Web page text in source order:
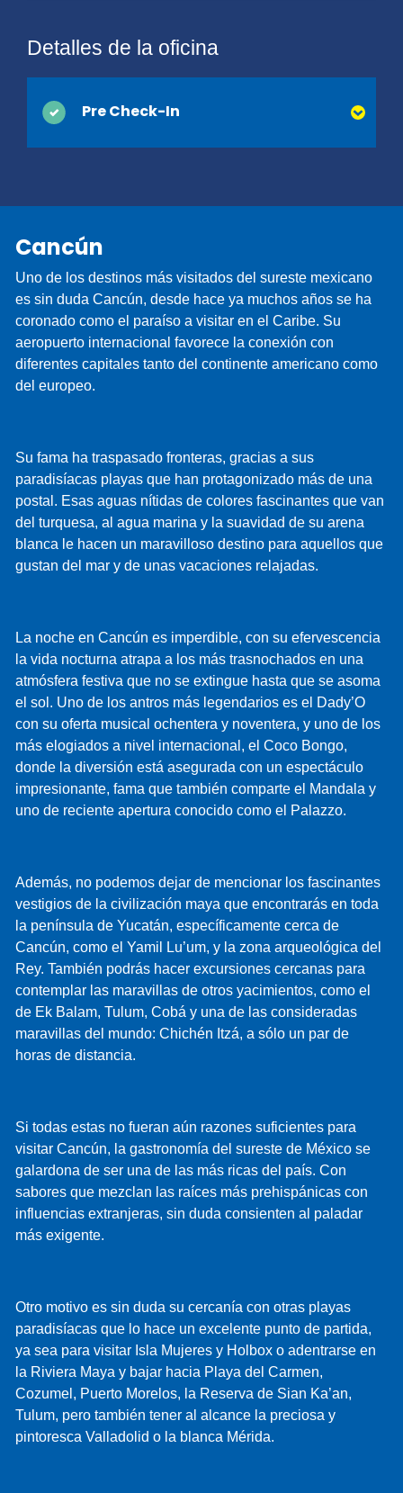
Detalles de la oficina
Pre Check-In
recopilan en el momento de la entrega y
Cancún
Uno de los destinos más visitados del sureste mexicano
es sin duda Cancún, desde hace ya muchos años se ha
coronado como el paraíso a visitar en el Caribe. Su
aeropuerto internacional favorece la conexión con
diferentes capitales tanto del continente americano como
del europeo.
Su fama ha traspasado fronteras, gracias a sus
paradisíacas playas que han protagonizado más de una
postal. Esas aguas nítidas de colores fascinantes que van
del turquesa, al agua marina y la suavidad de su arena
blanca le hacen un maravilloso destino para aquellos que
gustan del mar y de unas vacaciones relajadas.
La noche en Cancún es imperdible, con su efervescencia
la vida nocturna atrapa a los más trasnochados en una
atmósfera festiva que no se extingue hasta que se asoma
el sol. Uno de los antros más legendarios es el Dady’O
con su oferta musical ochentera y noventera, y uno de los
más elogiados a nivel internacional, el Coco Bongo,
donde la diversión está asegurada con un espectáculo
impresionante, fama que también comparte el Mandala y
uno de reciente apertura conocido como el Palazzo.
Además, no podemos dejar de mencionar los fascinantes
vestigios de la civilización maya que encontrarás en toda
la península de Yucatán, específicamente cerca de
Cancún, como el Yamil Lu’um, y la zona arqueológica del
Rey. También podrás hacer excursiones cercanas para
contemplar las maravillas de otros yacimientos, como el
de Ek Balam, Tulum, Cobá y una de las consideradas
maravillas del mundo: Chichén Itzá, a sólo un par de
horas de distancia.
Si todas estas no fueran aún razones suficientes para
visitar Cancún, la gastronomía del sureste de México se
galardona de ser una de las más ricas del país. Con
sabores que mezclan las raíces más prehispánicas con
influencias extranjeras, sin duda consienten al paladar
más exigente.
Otro motivo es sin duda su cercanía con otras playas
paradisíacas que lo hace un excelente punto de partida,
ya sea para visitar Isla Mujeres y Holbox o adentrarse en
la Riviera Maya y bajar hacia Playa del Carmen,
Cozumel, Puerto Morelos, la Reserva de Sian Ka’an,
Tulum, pero también tener al alcance la preciosa y
pintoresca Valladolid o la blanca Mérida.